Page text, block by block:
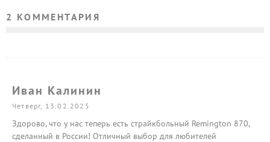
2 КОММЕНТАРИЯ
Иван Калинин
Четверг, 13.02.2025
Здорово, что у нас теперь есть страйкбольный Remington 870,
сделанный в России! Отличный выбор для любителей